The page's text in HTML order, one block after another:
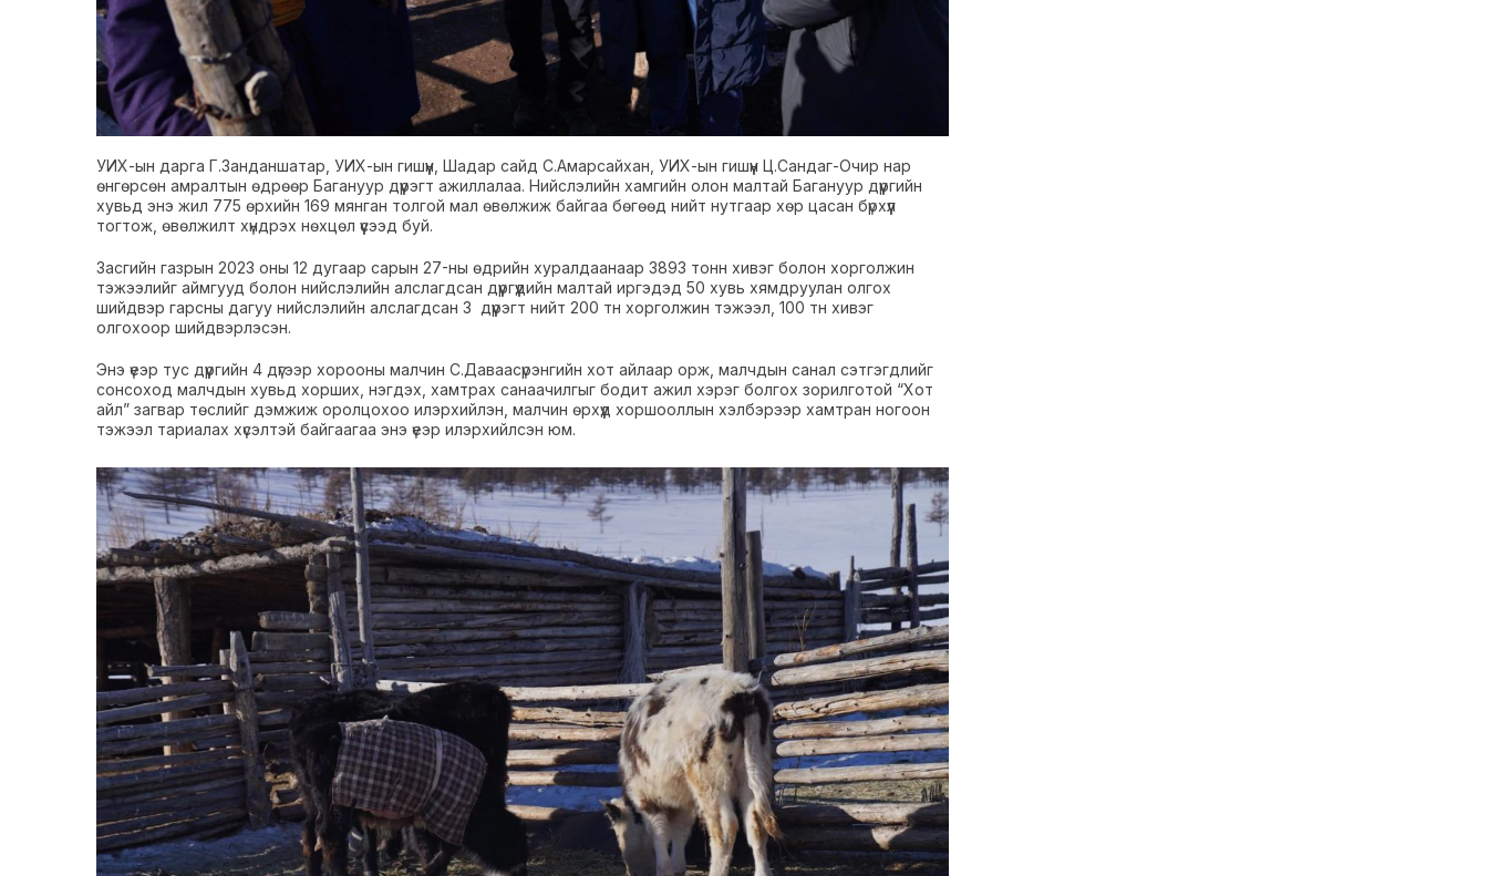
УИХ-ын дарга Г.Занданшатар, УИХ-ын гишүүн, Шадар сайд С.Амарсайхан, УИХ-ын гишүүн Ц.Сандаг-Очир нар
өнгөрсөн амралтын өдрөөр Багануур дүүрэгт ажиллалаа. Нийслэлийн хамгийн олон малтай Багануур дүүргийн
хувьд энэ жил 775 өрхийн 169 мянган толгой мал өвөлжиж байгаа бөгөөд нийт нутгаар хөр цасан бүрхүүл
тогтож, өвөлжилт хүндрэх нөхцөл үүсээд буй.
Засгийн газрын 2023 оны 12 дугаар сарын 27-ны өдрийн хуралдаанаар 3893 тонн хивэг болон хорголжин
тэжээлийг аймгууд болон нийслэлийн алслагдсан дүүргүүдийн малтай иргэдэд 50 хувь хямдруулан олгох
шийдвэр гарсны дагуу нийслэлийн алслагдсан 3 дүүрэгт нийт 200 тн хорголжин тэжээл, 100 тн хивэг
олгохоор шийдвэрлэсэн.
Энэ үеэр тус дүүргийн 4 дүгээр хорооны малчин С.Даваасүрэнгийн хот айлаар орж, малчдын санал сэтгэгдлийг
сонсоход малчдын хувьд хорших, нэгдэх, хамтрах санаачилгыг бодит ажил хэрэг болгох зорилготой “Хот
айл” загвар төслийг дэмжиж оролцохоо илэрхийлэн, малчин өрхүүд хоршооллын хэлбэрээр хамтран ногоон
тэжээл тариалах хүсэлтэй байгаагаа энэ үеэр илэрхийлсэн юм.